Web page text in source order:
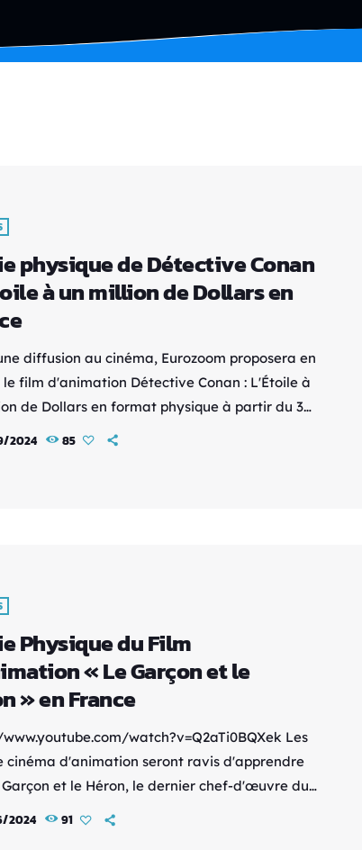
physique de Détective Conan
à un million de Dollars en
diffusion au cinéma, Eurozoom proposera en
le film d'animation Détective Conan : L'Étoile à
de Dollars en format physique à partir du 3
2024. Trois versions seront disponibles : DVD
2024 85
Physique du Film
« Le Garçon et le
» en France
watch?v=Q2aTi0BQXek Les
cinéma d'animation seront ravis d'apprendre
Garçon et le Héron, le dernier chef-d'œuvre du
acclamé, sortira au format physique en
2024 91